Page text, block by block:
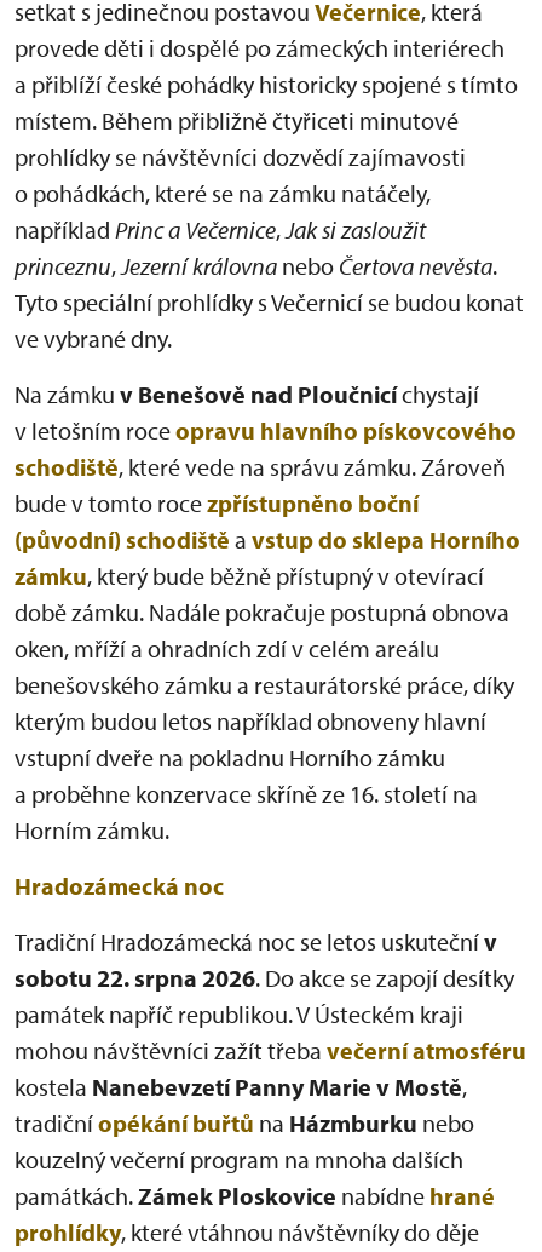
setkat s jedinečnou postavou Večernice, která
provede děti i dospělé po zámeckých interiérech
a přiblíží české pohádky historicky spojené s tímto
místem. Během přibližně čtyřiceti minutové
prohlídky se návštěvníci dozvědí zajímavosti
o pohádkách, které se na zámku natáčely,
například Princ a Večernice,Jak si zasloužit
princeznu,Jezerní královna nebo Čertova nevěsta.
Tyto speciální prohlídky s Večernicí se budou konat
ve vybrané dny.
Na zámku v Benešově nad Ploučnicíchystají
v letošním roceopravu hlavního pískovcového
schodiště, které vede na správu zámku. Zároveň
bude v tomto rocezpřístupněno boční
(původní) schodiště a vstup do sklepa Horního
zámku, který bude běžně přístupný v otevírací
době zámku. Nadále pokračuje postupná obnova
oken, mříží a ohradních zdí v celém areálu
benešovského zámku a restaurátorské práce, díky
kterým budou letos například obnoveny hlavní
vstupní dveře na pokladnu Horního zámku
a proběhne konzervace skříně ze 16. století na
Horním zámku.
Hradozámecká noc
Tradiční Hradozámecká noc se letos uskutečnív
sobotu 22. srpna 2026. Do akce se zapojí desítky
památek napříč republikou. V Ústeckém kraji
mohou návštěvníci zažít třeba večerní atmosféru
kostela Nanebevzetí Panny Marie v Mostě,
tradičníopékání buřtů na Házmburku nebo
kouzelný večerní program na mnoha dalších
památkách.Zámek Ploskovice nabídne hrané
prohlídky, které vtáhnou návštěvníky do děje